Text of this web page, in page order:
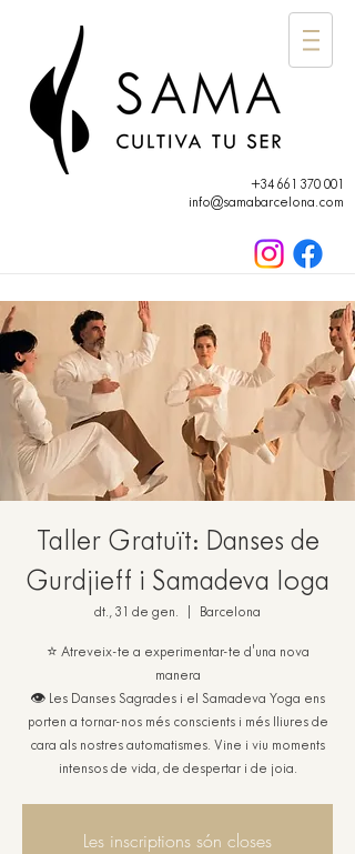
+34 661 370 001
info@samabarcelona.com
Taller Gratuït: Danses de
Gurdjieff i Samadeva Ioga
dt., 31 de gen. Barcelona
⭐ Atreveix-te a experimentar-te d'una nova
manera
👁️ Les Danses Sagrades i el Samadeva Yoga ens
porten a tornar-nos més conscients i més lliures de
cara als nostres automatismes. Vine i viu moments
intensos de vida, de despertar i de joia.
Les inscriptions són closes